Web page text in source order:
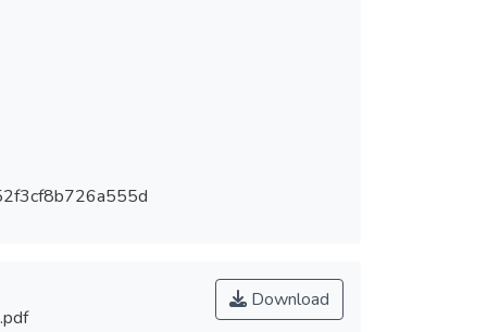
y no la medicina, la disciplina básica de la
principalmente de medir los desaciertos y
(1) Por Io tanto son múltiples los
en el ejercicio de su profesión, especialmente
Download